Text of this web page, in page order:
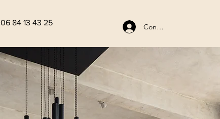
06 84 13 43 25 Connexion